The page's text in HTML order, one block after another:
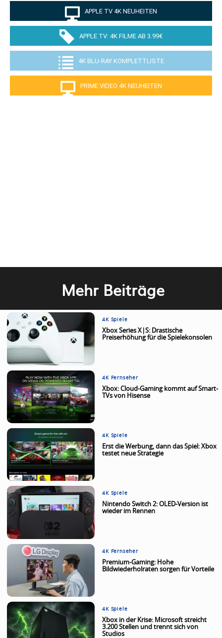
APPLE TV 4K NEUHEITEN
APPLE TV: 4K FILME AB 3.99€
4K BLU-RAY KOMPLETTLISTE
PRIME VIDEO 4K NEUHEITEN
Mehr Beiträge
4K Spiele
Xbox Series X|S: Drastische
Preiserhöhung für die Spielekonsolen
4K Fernseher
Xbox: Cloud-Gaming kommt auf Smart-
TVs von Hisense
4K Spiele
Erst die Werbung, dann das Spiel: Xbox
testet neue Strategie
4K Spiele
Nintendo Switch 2: OLED-Version ist
wieder im Rennen
4K Fernseher
Premium-Gaming: Hohe
Bildwiederholraten sorgen für Vorteile
4K Spiele
Xbox in der Krise: Microsoft streicht
3.200 Stellen und trennt sich von
Studios